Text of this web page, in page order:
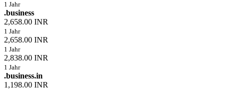
1 Jahr
.business
2,658.00 INR
1 Jahr
2,658.00 INR
1 Jahr
2,838.00 INR
1 Jahr
.business.in
1,198.00 INR